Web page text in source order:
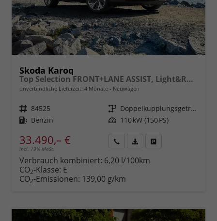
Skoda Karoq
Top Selection FRONT+LANE ASSIST, Light&Rain FULL LED, KESSY, 8" Entertainment, virtuelles Cockpit, Climatronic, Parksensoren, Sitzhzg., 17" ALU uvm.
unverbindliche Lieferzeit: 4 Monate Neuwagen
Fahrzeugnr. 84525 Getriebe
Doppelkupplungsgetriebe (DSG)
Kraftstoff Benzin Leistung 110 kW (150 PS)
33.490,– €
incl. 19% MwSt.
anfordern
Datei,
Verbrauch kombiniert: 6,20 l/100km
CO2-Klasse: E
CO2-Emissionen: 139,00 g/km